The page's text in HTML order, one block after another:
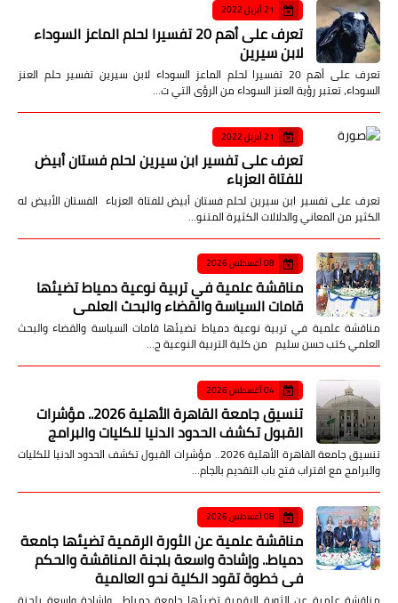
21 أبريل 2022
تعرف على أهم 20 تفسيرا لحلم الماعز السوداء
لابن سيرين
تعرف على أهم 20 تفسيرا لحلم الماعز السوداء لابن سيرين تفسير حلم العنز
السوداء، تعتبر رؤية العنز السوداء من الرؤى التي ت…
21 أبريل 2022
تعرف على تفسير ابن سيرين لحلم فستان أبيض
للفتاة العزباء
تعرف على تفسير ابن سيرين لحلم فستان أبيض للفتاة العزباء الفستان الأبيض له
الكثير من المعاني والدلالات الكثيرة المتنو…
08 أغسطس 2026
مناقشة علمية في تربية نوعية دمياط تضيئها
قامات السياسة والقضاء والبحث العلمي
مناقشة علمية في تربية نوعية دمياط تضيئها قامات السياسة والقضاء والبحث
العلمي كتب حسن سليم من كلية التربية النوعية ج…
04 أغسطس 2026
تنسيق جامعة القاهرة الأهلية 2026.. مؤشرات
القبول تكشف الحدود الدنيا للكليات والبرامج
تنسيق جامعة القاهرة الأهلية 2026.. مؤشرات القبول تكشف الحدود الدنيا للكليات
والبرامج مع اقتراب فتح باب التقديم بالجام…
08 أغسطس 2026
مناقشة علمية عن الثورة الرقمية تضيئها جامعة
دمياط.. وإشادة واسعة بلجنة المناقشة والحكم
في خطوة تقود الكلية نحو العالمية